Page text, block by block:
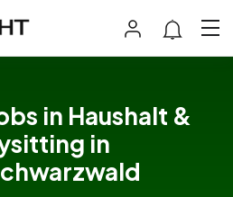
in Haushalt &
in